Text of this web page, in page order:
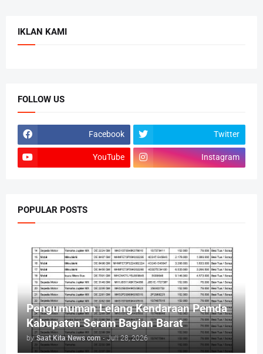
IKLAN KAMI
FOLLOW US
Facebook Twitter
YouTube Instagram
POPULAR POSTS
Pengumuman Lelang Kendaraan Pemda
Kabupaten Seram Bagian Barat
by Saat Kita News com - Juli 28, 2026